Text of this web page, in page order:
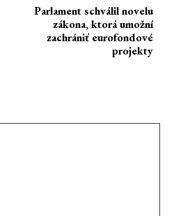
Parlament schválil novelu
zákona, ktorá umožní
zachrániť eurofondové
projekty